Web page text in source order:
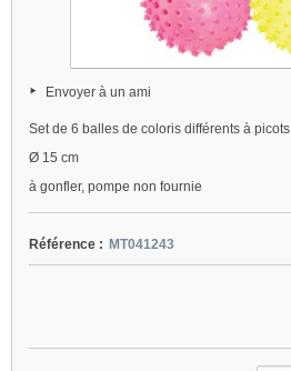
Envoyer à un ami
Set de 6 balles de coloris différents à picots
Ø 15 cm
à gonfler, pompe non fournie
Référence : MT041243